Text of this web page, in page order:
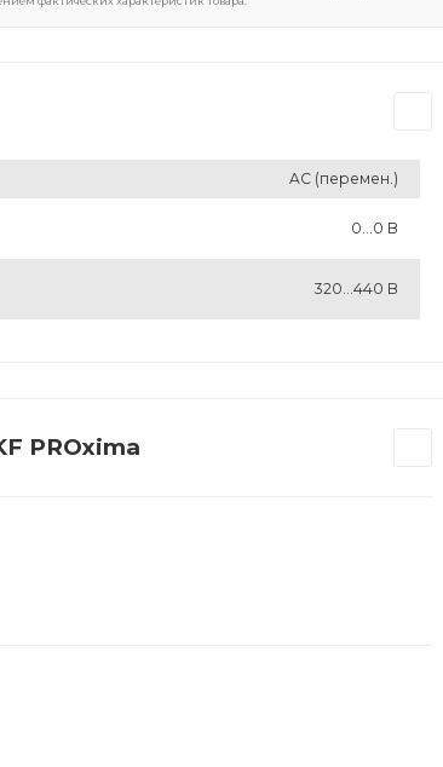
AC (перемен.)
0...0 В
320...440 В
PROxima